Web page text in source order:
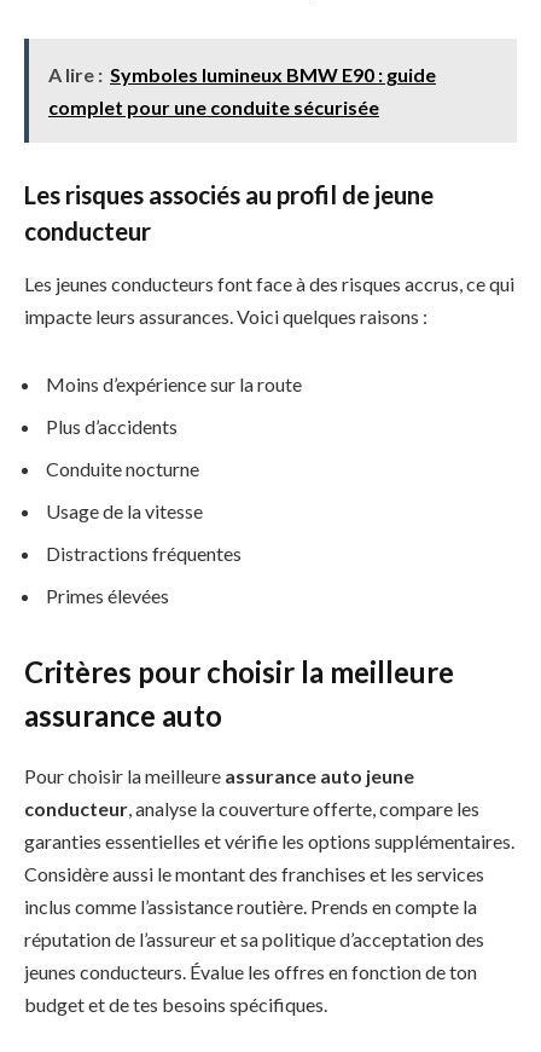
A lire : Symboles lumineux BMW E90 : guide
complet pour une conduite sécurisée
Les risques associés au profil de jeune
conducteur
Les jeunes conducteurs font face à des risques accrus, ce qui
impacte leurs assurances. Voici quelques raisons :
Moins d’expérience sur la route
Plus d’accidents
Conduite nocturne
Usage de la vitesse
Distractions fréquentes
Primes élevées
Critères pour choisir la meilleure
assurance auto
Pour choisir la meilleure assurance auto jeune
conducteur, analyse la couverture offerte, compare les
garanties essentielles et vérifie les options supplémentaires.
Considère aussi le montant des franchises et les services
inclus comme l’assistance routière. Prends en compte la
réputation de l’assureur et sa politique d’acceptation des
jeunes conducteurs. Évalue les offres en fonction de ton
budget et de tes besoins spécifiques.